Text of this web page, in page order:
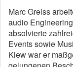
Marc Greiss
audio
absolvierte
Events sowie
Kiew war er